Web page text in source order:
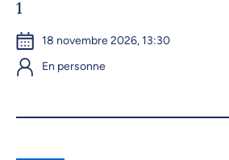
1
18 novembre 2026, 13:30
En personne